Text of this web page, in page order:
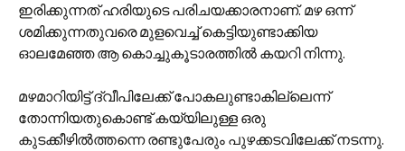
ഇരിക്കുന്നത് ഹരിയുടെ പരിചയക്കാരനാണ്. മഴ ഒന്ന്
ശമിക്കുന്നതുവരെ മുളവെച്ച് കെട്ടിയുണ്ടാക്കിയ
ഓലമേഞ്ഞ ആ കൊച്ചുകൂടാരത്തില്‍ കയറി നിന്നു.
മഴമാറിയിട്ട് ദ്വീപിലേക്ക് പോകലുണ്ടാകില്ലെന്ന്
തോന്നിയതുകൊണ്ട് കയ്യിലുള്ള ഒരു
കുടക്കീഴില്‍ത്തന്നെ രണ്ടുപേരും പുഴക്കടവിലേക്ക് നടന്നു.